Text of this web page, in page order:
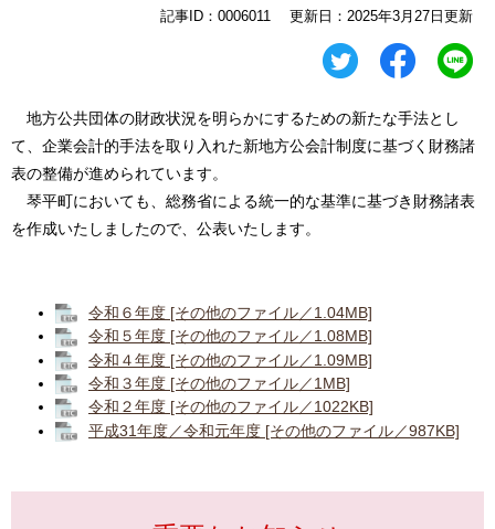
記事ID：0006011 更新日：2025年3月27日更新
地方公共団体の財政状況を明らかにするための新たな手法とし
て、企業会計的手法を取り入れた新地方公会計制度に基づく財務諸
表の整備が進められています。
琴平町においても、総務省による統一的な基準に基づき財務諸表
を作成いたしましたので、公表いたします。
令和６年度 [その他のファイル／1.04MB]
令和５年度 [その他のファイル／1.08MB]
令和４年度 [その他のファイル／1.09MB]
令和３年度 [その他のファイル／1MB]
令和２年度 [その他のファイル／1022KB]
平成31年度／令和元年度 [その他のファイル／987KB]